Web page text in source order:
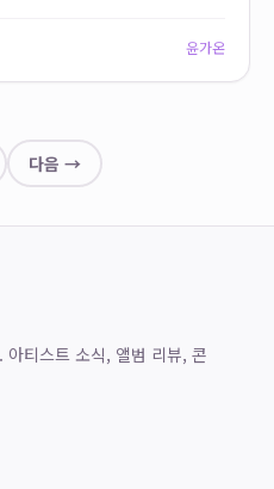
윤가온
다음 →
티스트 소식, 앨범 리뷰, 콘